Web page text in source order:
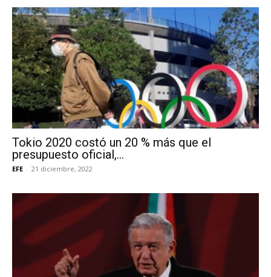
Tokio 2020 costó un 20 % más que el
presupuesto oficial,...
EFE - 21 diciembre, 2022